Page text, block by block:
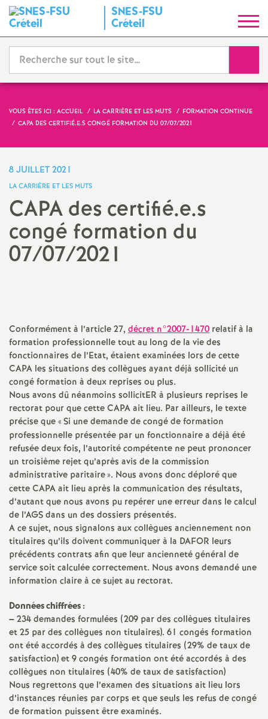
SNES-FSU
Créteil
y
n
d
i
a
t
t
i
o
n
a
l
d
e
s
n
s
e
VOUS ÊTES ICI : ACCUEIL LA CARRIÈRE ET LES MUTS
FORMATION CONTINUE
CAPA DES CERTIFIÉ.E.S CONGÉ FORMATION DU 07/07/2021
8 JUILLET 2021
LA CARRIÈRE ET LES MUTS
CAPAdes certifié.e.s
congé formation du
07/07/2021
Conformément à l’article 27, décret n°2007-1470 relatif à la
formation professionnelle tout au long de la vie des
fonctionnaires de l’Etat, étaient examinées lors de cette
CAPA les situations des collègues ayant déjà sollicité un
congé formation à deux reprises ou plus.
Nous avons dû néanmoins sollicitER à plusieurs reprises le
rectorat pour que cetteCAPAait lieu. Par ailleurs, le texte
précise que «Si une demande de congé de formation
professionnelle présentée par un fonctionnaire a déjà été
refusée deux fois, l’autorité compétente ne peut prononcer
un troisième rejet qu’après avis de la commission
administrative paritaire». Nous avons donc déploré que
cetteCAPAait lieu après la communication des résultats,
d’autant que nous avons pu repérer une erreur dans le calcul
de l’AGSdans un des dossiers présentés.
A ce sujet, nous signalons aux collègues anciennement non
titulaires qu’ils doivent communiquer à la DAFOR leurs
précédents contrats afin que leur ancienneté général de
service soit calculée correctement. Nous avons demandé une
information claire à ce sujet au rectorat.
Données chiffrées :
–234 demandes formulées (209 par des collègues titulaires
et 25 par des collègues non titulaires). 61 congés formation
ont été accordés à des collègues titulaires (29% de taux de
satisfaction) et 9 congés formation ont été accordés à des
collègues non titulaires (40% de taux de satisfaction)
Nous regrettons que l’examen des situations ait lieu lors
d’instances réunies par corps et que seuls les refus de congé
de formation puissent être examinés.